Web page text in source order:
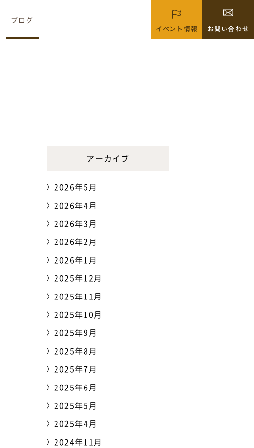
ブログ
イベント情報 お問い合わせ
アーカイブ
2026年5月
2026年4月
2026年3月
2026年2月
2026年1月
2025年12月
2025年11月
2025年10月
2025年9月
2025年8月
2025年7月
2025年6月
2025年5月
2025年4月
2024年11月